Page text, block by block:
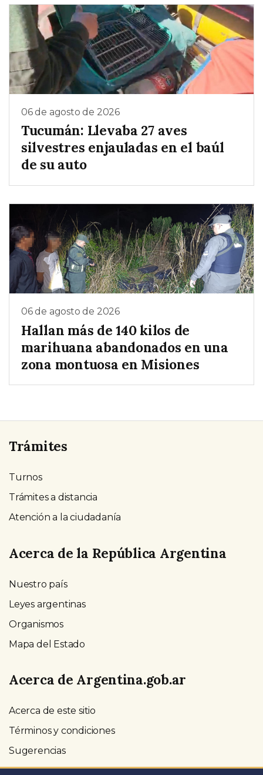
06 de agosto de 2026
Tucumán: Llevaba 27 aves
silvestres enjauladas en el baúl
de su auto
06 de agosto de 2026
Hallan más de 140 kilos de
marihuana abandonados en una
zona montuosa en Misiones
Trámites
Turnos
Trámites a distancia
Atención a la ciudadanía
Acerca de la República Argentina
Nuestro país
Leyes argentinas
Organismos
Mapa del Estado
Acerca de Argentina.gob.ar
Acerca de este sitio
Términos y condiciones
Sugerencias